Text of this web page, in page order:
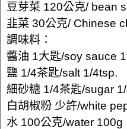
豆芽菜 120公克/ bean
韭菜 30公克/ Chinese
調味料：
醬油 1大匙/soy sauce
鹽 1/4茶匙/salt 1/4tsp.
細砂糖 1/4茶匙/sugar
白胡椒粉 少許/white
水 100公克/water 100g